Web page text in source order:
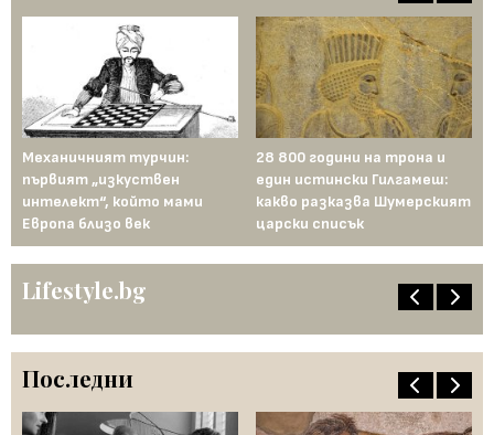
Механичният турчин:
първият „изкуствен
интелект“, който мами
Европа близо век
28 800 години на трона и
един истински Гилгамеш:
какво разказва Шумерският
царски списък
Lifestyle.bg
Последни